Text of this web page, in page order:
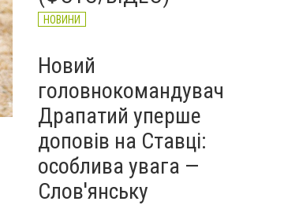
Фото: ДСНС Донеччини
НОВИНИ
Новий
головнокомандувач
Драпатий уперше
доповів на Ставці:
особлива увага —
Слов'янську